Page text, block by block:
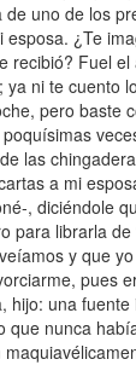
de uno de los
esposa. ¿Te
recibió? Fuel
ya ni te cuento
pero baste
las
a mi
, diciéndole
para librarla de
y que
pues
hijo: una
que nunca